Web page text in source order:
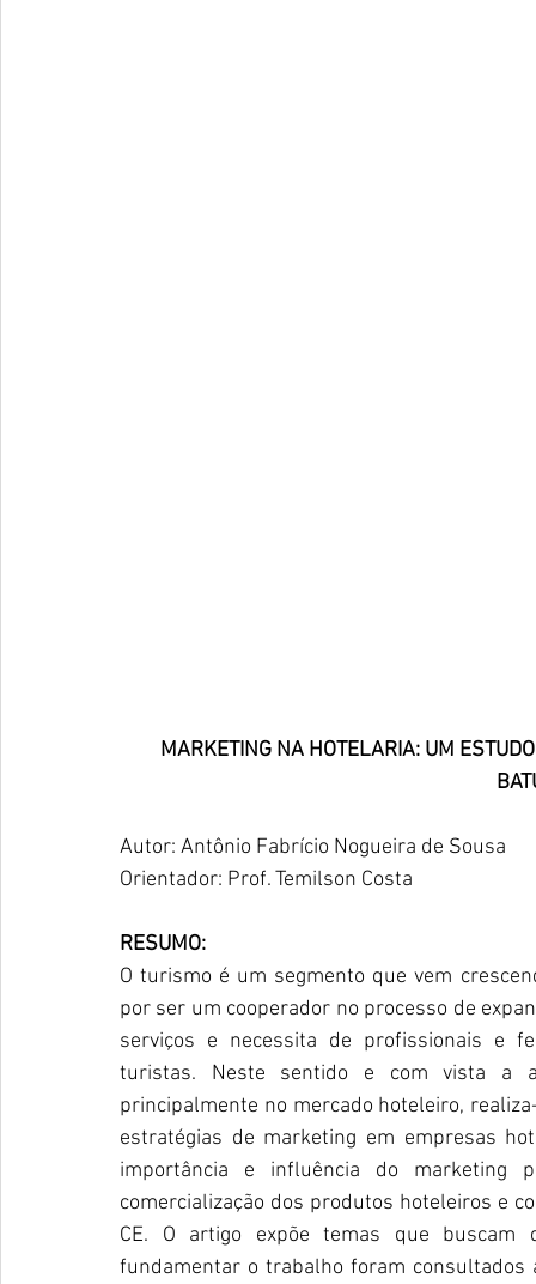
MARKETING NA HOTELARIA: UM
Autor: Antônio Fabrício Nogueira de Sousa
Orientador: Prof. Temilson Costa
RESUMO:
O turismo é um segmento que vem
por ser um cooperador no processo de
serviços e necessita de profissionais e
turistas. Neste sentido e com vista a
principalmente no mercado hoteleiro,
estratégias de marketing em empresas
importância e influência do marketing
comercialização dos produtos hoteleiros e
CE. O artigo expõe temas que buscam
fundamentar o trabalho foram